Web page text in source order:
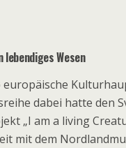
lebendiges Wesen
europäische
dabei hatte den
„I am a living
mit dem